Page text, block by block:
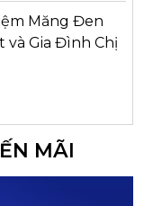
Măng Đen
và Gia Đình Chị
MÃI